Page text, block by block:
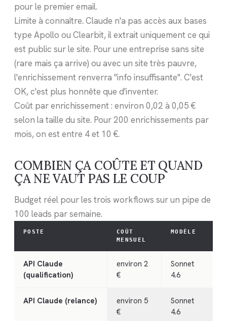
pour le premier email.
Limite à connaître. Claude n'a pas accès aux bases
type Apollo ou Clearbit, il extrait uniquement ce qui
est public sur le site. Pour une entreprise sans site
(rare mais ça arrive) ou avec un site très pauvre,
l'enrichissement renverra "info insuffisante". C'est
OK, c'est plus honnête que d'inventer.
Coût par enrichissement : environ 0,02 à 0,05 €
selon la taille du site. Pour 200 enrichissements par
mois, on est entre 4 et 10 €.
COMBIEN ÇA COÛTE ET QUAND
ÇA NE VAUT PAS LE COUP
Budget réel pour les trois workflows sur un pipe de
100 leads par semaine.
POSTE
COÛT
MENSUEL
MODÈLE
API Claude
(qualification)
environ 2
€
Sonnet
4.6
API Claude (relance)
environ 5
€
Sonnet
4.6